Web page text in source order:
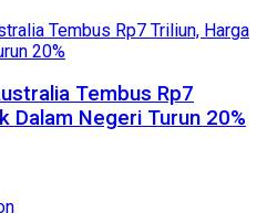
Tembus Rp7
Dalam Negeri Turun 20%